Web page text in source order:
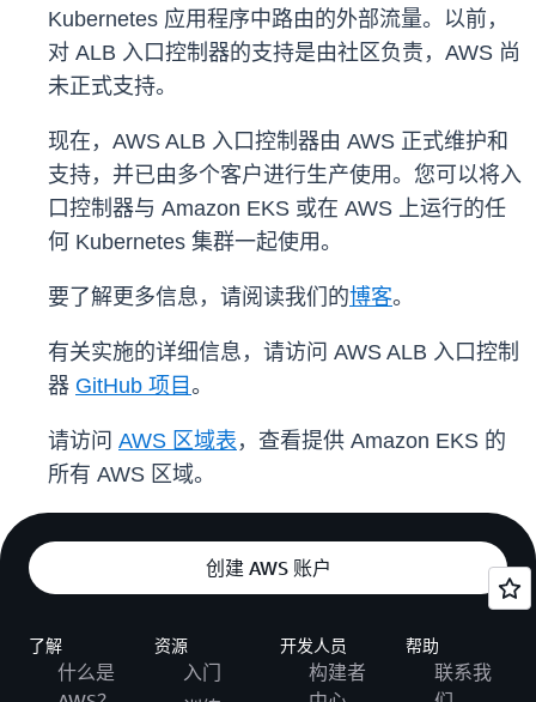
Kubernetes 应用程序中路由的外部流量。以前，
对 ALB 入口控制器的支持是由社区负责，AWS 尚
未正式支持。
现在，AWS ALB 入口控制器由 AWS 正式维护和
支持，并已由多个客户进行生产使用。您可以将入
口控制器与 Amazon EKS 或在 AWS 上运行的任
何 Kubernetes 集群一起使用。
要了解更多信息，请阅读我们的博客。
有关实施的详细信息，请访问 AWS ALB 入口控制
器 GitHub 项目 。
请访问 AWS 区域表 ，查看提供 Amazon EKS 的
所有 AWS 区域。
创建 AWS 账户
了解
什么是
资源
入门
开发人员
构建者
帮助
联系我